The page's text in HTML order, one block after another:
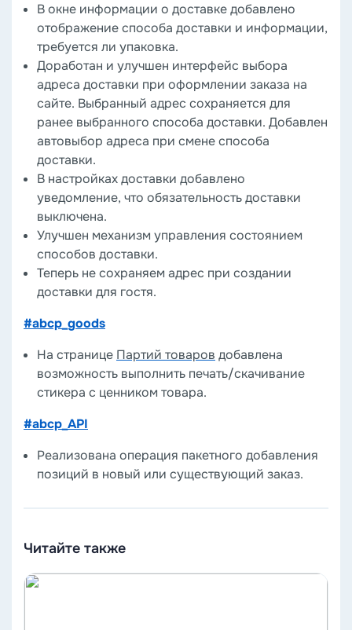
В окне информации о доставке добавлено
отображение способа доставки и информации,
требуется ли упаковка.
Доработан и улучшен интерфейс выбора
адреса доставки при оформлении заказа на
сайте. Выбранный адрес сохраняется для
ранее выбранного способа доставки. Добавлен
автовыбор адреса при смене способа
доставки.
В настройках доставки добавлено
уведомление, что обязательность доставки
выключена.
Улучшен механизм управления состоянием
способов доставки.
Теперь не сохраняем адрес при создании
доставки для гостя.
#abcp_goods
На странице Партий товаров добавлена
возможность выполнить печать/скачивание
стикера с ценником товара.
#abcp_API
Реализована операция пакетного добавления
позиций в новый или существующий заказ.
Читайте также